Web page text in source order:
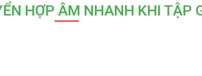
HỢP ÂM NHANH KHI TẬP